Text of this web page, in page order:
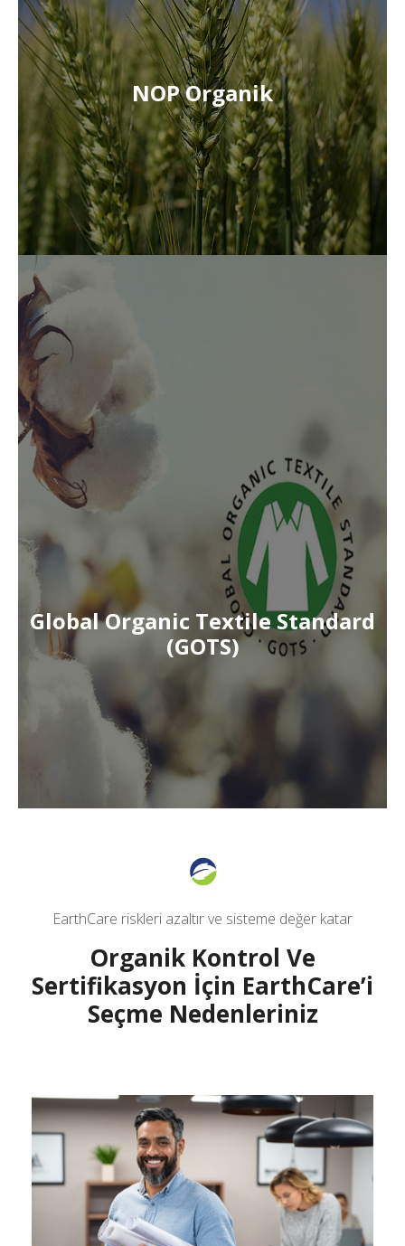
NOP Organik
Global Organic Textile Standard
(GOTS)
EarthCare riskleri azaltır ve sisteme değer katar
Organik Kontrol Ve
Sertifikasyon İçin EarthCare’i
Seçme Nedenleriniz